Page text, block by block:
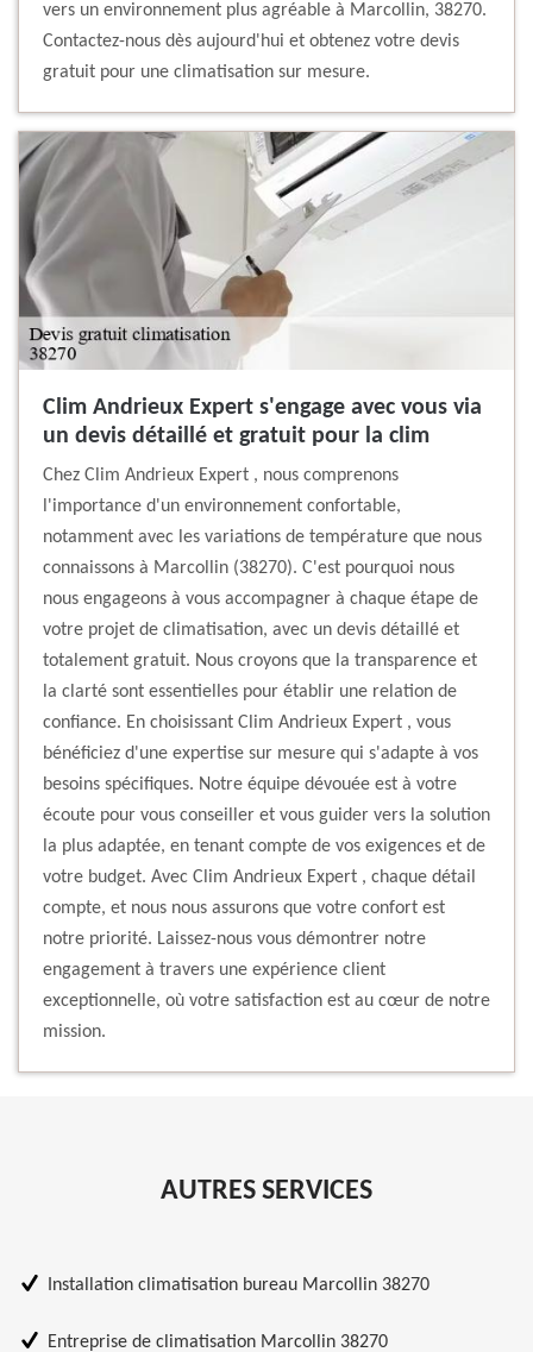
vers un environnement plus agréable à Marcollin, 38270.
Contactez-nous dès aujourd'hui et obtenez votre devis
gratuit pour une climatisation sur mesure.
Clim Andrieux Expert s'engage avec vous via
un devis détaillé et gratuit pour la clim
Chez Clim Andrieux Expert , nous comprenons
l'importance d'un environnement confortable,
notamment avec les variations de température que nous
connaissons à Marcollin (38270). C'est pourquoi nous
nous engageons à vous accompagner à chaque étape de
votre projet de climatisation, avec un devis détaillé et
totalement gratuit. Nous croyons que la transparence et
la clarté sont essentielles pour établir une relation de
confiance. En choisissant Clim Andrieux Expert , vous
bénéficiez d'une expertise sur mesure qui s'adapte à vos
besoins spécifiques. Notre équipe dévouée est à votre
écoute pour vous conseiller et vous guider vers la solution
la plus adaptée, en tenant compte de vos exigences et de
votre budget. Avec Clim Andrieux Expert , chaque détail
compte, et nous nous assurons que votre confort est
notre priorité. Laissez-nous vous démontrer notre
engagement à travers une expérience client
exceptionnelle, où votre satisfaction est au cœur de notre
mission.
AUTRES SERVICES
Installation climatisation bureau Marcollin 38270
Entreprise de climatisation Marcollin 38270